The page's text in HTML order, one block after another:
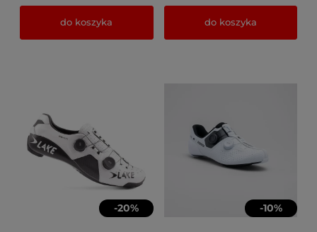
do koszyka do koszyka
-20% -10%